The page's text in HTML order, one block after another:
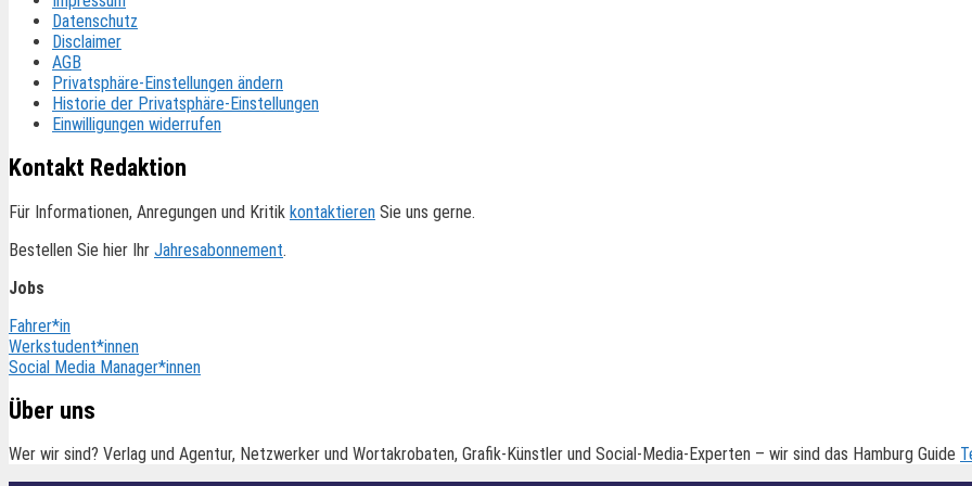
Datenschutz
Disclaimer
AGB
Privatsphäre-Einstellungen ändern
Historie der Privatsphäre-Einstellungen
Einwilligungen widerrufen
Kontakt Redaktion
Für Informationen, Anregungen und Kritik kontaktieren Sie uns gerne.
Bestellen Sie hier Ihr Jahresabonnement.
Jobs
Fahrer*in
Werkstudent*innen
Social Media Manager*innen
Über uns
Wer wir sind? Verlag und Agentur, Netzwerker und Wortakrobaten, Grafik-Künstler und Social-Media-Experten – wir sind das Hamburg Guide